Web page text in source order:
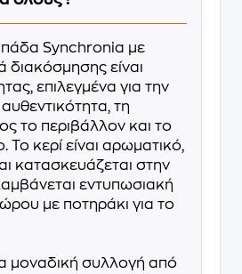
Synchronia με
διακόσμησης είναι
επιλεγμένα για την
τη
το περιβάλλον και το
Το κερί είναι αρωματικό,
κατασκευάζεται στην
εντυπωσιακή
με ποτηράκι για το
μοναδική συλλογή από